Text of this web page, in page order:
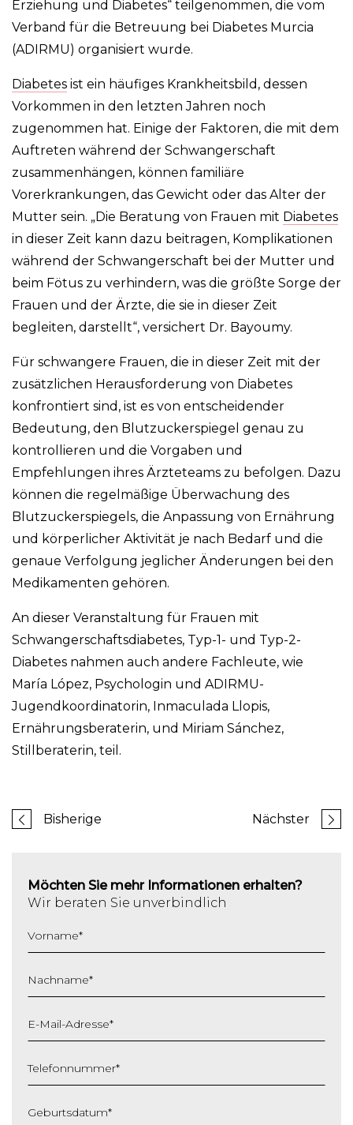
Erziehung und Diabetes“ teilgenommen, die vom
Verband für die Betreuung bei Diabetes Murcia
(ADIRMU) organisiert wurde.
Diabetes ist ein häufiges Krankheitsbild, dessen
Vorkommen in den letzten Jahren noch
zugenommen hat. Einige der Faktoren, die mit dem
Auftreten während der Schwangerschaft
zusammenhängen, können familiäre
Vorerkrankungen, das Gewicht oder das Alter der
Mutter sein. „Die Beratung von Frauen mit Diabetes
in dieser Zeit kann dazu beitragen, Komplikationen
während der Schwangerschaft bei der Mutter und
beim Fötus zu verhindern, was die größte Sorge der
Frauen und der Ärzte, die sie in dieser Zeit
begleiten, darstellt“, versichert Dr. Bayoumy.
Für schwangere Frauen, die in dieser Zeit mit der
zusätzlichen Herausforderung von Diabetes
konfrontiert sind, ist es von entscheidender
Bedeutung, den Blutzuckerspiegel genau zu
kontrollieren und die Vorgaben und
Empfehlungen ihres Ärzteteams zu befolgen. Dazu
können die regelmäßige Überwachung des
Blutzuckerspiegels, die Anpassung von Ernährung
und körperlicher Aktivität je nach Bedarf und die
genaue Verfolgung jeglicher Änderungen bei den
Medikamenten gehören.
An dieser Veranstaltung für Frauen mit
Schwangerschaftsdiabetes, Typ-1- und Typ-2-
Diabetes nahmen auch andere Fachleute, wie
María López, Psychologin und ADIRMU-
Jugendkoordinatorin, Inmaculada Llopis,
Ernährungsberaterin, und Miriam Sánchez,
Stillberaterin, teil.
Bisherige Nächster
Möchten Sie mehr Informationen erhalten?
Wir beraten Sie unverbindlich
Vorname*
Nachname*
E-Mail-Adresse*
Telefonnummer*
Geburtsdatum*